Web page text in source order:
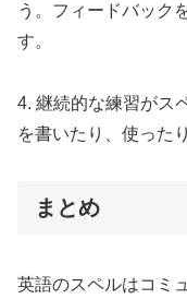
う。フィードバック
す。
4. 継続的な練習がス
を書いたり、使った
まとめ
英語のスペルはコミ